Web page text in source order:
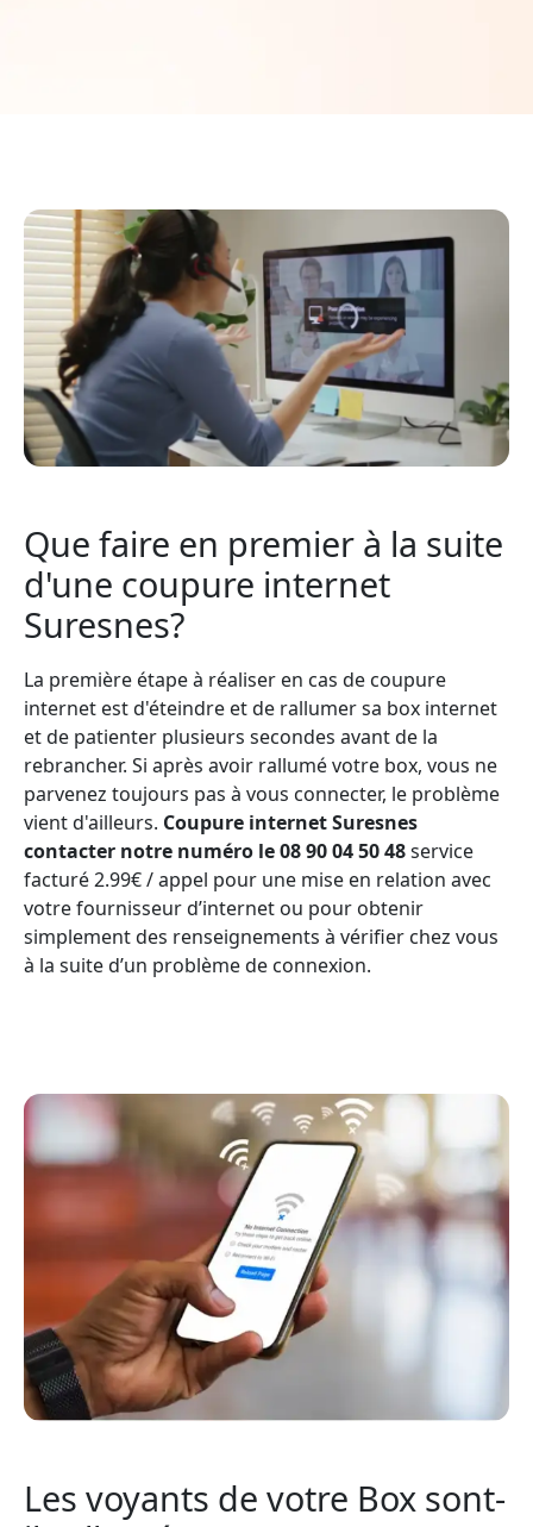
Que faire en premier à la suite
d'une coupure internet
Suresnes?
La première étape à réaliser en cas de coupure
internet est d'éteindre et de rallumer sa box internet
et de patienter plusieurs secondes avant de la
rebrancher. Si après avoir rallumé votre box, vous ne
parvenez toujours pas à vous connecter, le problème
vient d'ailleurs. Coupure internet Suresnes
contacter notre numéro le 08 90 04 50 48service
facturé 2.99€ / appel pour une mise en relation avec
votre fournisseur d’internet ou pour obtenir
simplement des renseignements à vérifier chez vous
à la suite d’un problème de connexion.
Les voyants de votre Box sont-